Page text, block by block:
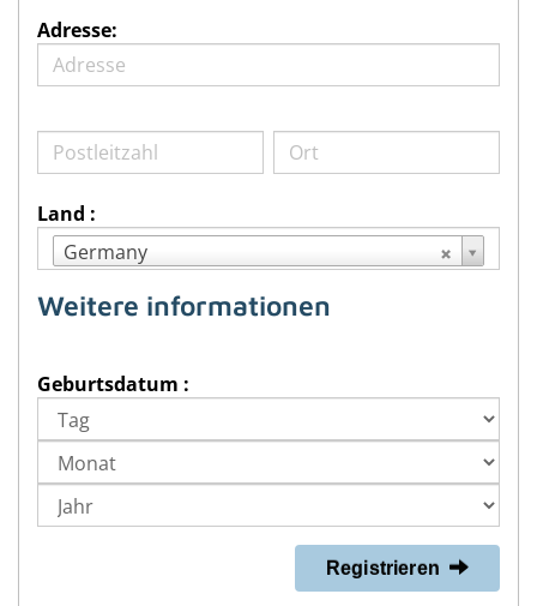
Adresse:
Land :
Germany
Weitere informationen
Geburtsdatum :
Registrieren